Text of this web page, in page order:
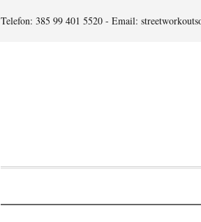
Telefon: 385 99 401 5520 - Email: